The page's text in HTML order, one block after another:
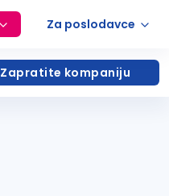
Za poslodavce
Zapratite kompaniju